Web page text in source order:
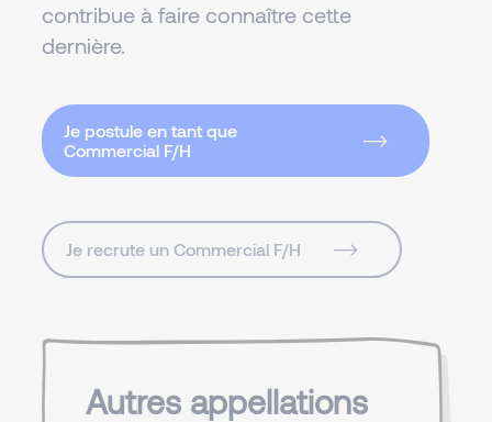
contribue à faire connaître cette
dernière.
Je postule en tant que
Commercial F/H
Je recrute un Commercial F/H
Autres appellations